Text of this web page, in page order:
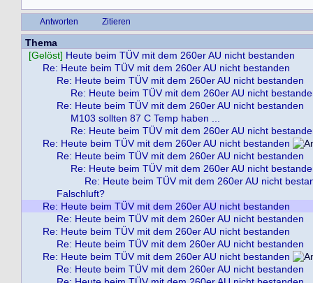
Antworten Zitieren
Thema
[Gelöst] Heute beim TÜV mit dem 260er AU nicht bestanden
Re: Heute beim TÜV mit dem 260er AU nicht bestanden
Re: Heute beim TÜV mit dem 260er AU nicht bestanden
Re: Heute beim TÜV mit dem 260er AU nicht
Re: Heute beim TÜV mit dem 260er AU nicht bestanden
M103 sollten 87 C Temp haben ...
Re: Heute beim TÜV mit dem 260er AU nicht
Re: Heute beim TÜV mit dem 260er AU nicht bestanden
Re: Heute beim TÜV mit dem 260er AU nicht bestanden
Re: Heute beim TÜV mit dem 260er AU nicht
Re: Heute beim TÜV mit dem 260er AU nicht
Falschluft?
Re: Heute beim TÜV mit dem 260er AU nicht bestanden
Re: Heute beim TÜV mit dem 260er AU nicht bestanden
Re: Heute beim TÜV mit dem 260er AU nicht bestanden
Re: Heute beim TÜV mit dem 260er AU nicht bestanden
Re: Heute beim TÜV mit dem 260er AU nicht bestanden
Re: Heute beim TÜV mit dem 260er AU nicht bestanden